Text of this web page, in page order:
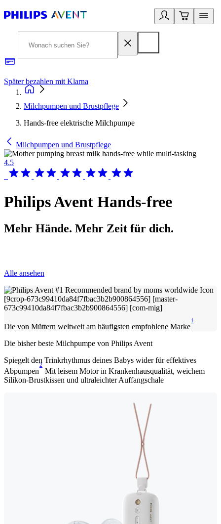
Später bezahlen mit Klarna
Milchpumpen und Brustpflege
Hands-free elektrische Milchpumpe
Milchpumpen und Brustpflege
4.5
Philips Avent Hands-free
Mehr Hände. Mehr Zeit für dich.
Alle ansehen
Die von Müttern weltweit am häufigsten empfohlene Marke
1
Die bisher beste Milchpumpe von Philips Avent
Spiegelt den Trinkrhythmus deines Babys wider für effektives
Abpumpen
2
Mit leisem Motor in Krankenhausqualität, weichem
Silikon-Brustkissen und ultraleichter Auffangschale